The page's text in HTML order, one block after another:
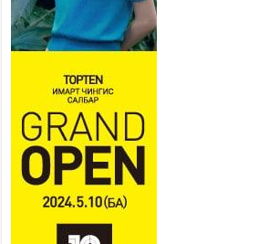
Ерөнхий сайд Н.Учрал БНХАУ-аас Монгол Улсад
суугаа Элчин сайд Шэнь Миньжюанийг хүлээн
авч уулзав
2026 оны 7 сар 21 / 16 цаг 39 минут
БҮГД НАЙРАМДАХ ТАЖИКИСТАН УЛСТАЙ
ЭДИЙН ЗАСГИЙН ХАМТЫН АЖИЛЛАГААГ
ӨРГӨЖҮҮЛНЭ
2026 оны 7 сар 21 / 16 цаг 34 минут
26,992 суралцагч хотхоны бага сургуульд, 8100
суралцагч төрөлжсөн ахлах сургуульд
2026 оны 7 сар 21 / 13 цаг 43 минут